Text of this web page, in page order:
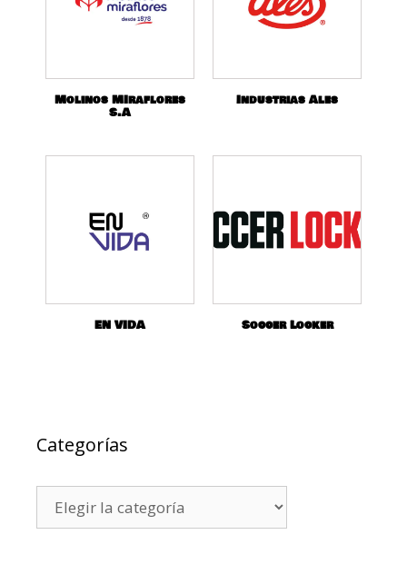
Molinos MIraflores
S.A
Industrias Ales
EN VIDA Soccer Locker
Categorías